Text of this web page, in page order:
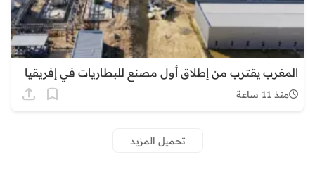
المغرب يقترب من إطلاق أول مصنع للبطاريات في إفريقيا
منذ 11 ساعة
تحميل المزيد